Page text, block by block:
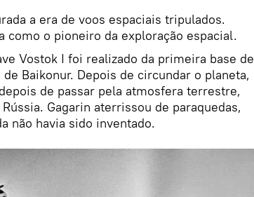
a era de voos espaciais tripulados.
como o pioneiro da exploração espacial.
Vostok I foi realizado da primeira base de
Baikonur. Depois de circundar o planeta,
de passar pela atmosfera terrestre,
Gagarin aterrissou de paraquedas,
não havia sido inventado.